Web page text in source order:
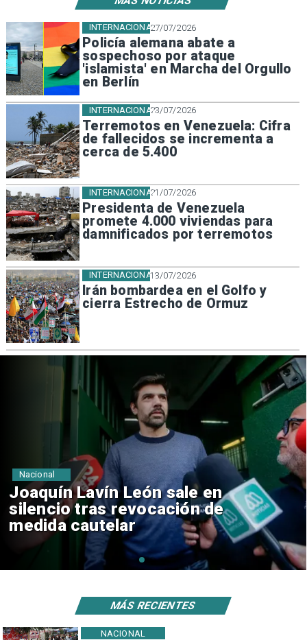
27/07/2026
Policía alemana abate a
sospechoso por ataque
'islamista' en Marcha del Orgullo
en Berlín
INTERNACIONAL
23/07/2026
Terremotos en Venezuela: Cifra
de fallecidos se incrementa a
cerca de 5.400
INTERNACIONAL
21/07/2026
Presidenta de Venezuela
promete 4.000 viviendas para
damnificados por terremotos
INTERNACIONAL
13/07/2026
Irán bombardea en el Golfo y
cierra Estrecho de Ormuz
INTERNACIONAL
Chile y Venezuela formalizan
reinicio de relaciones
consulares
Nacional
NACIONAL
MÁS RECIENTES